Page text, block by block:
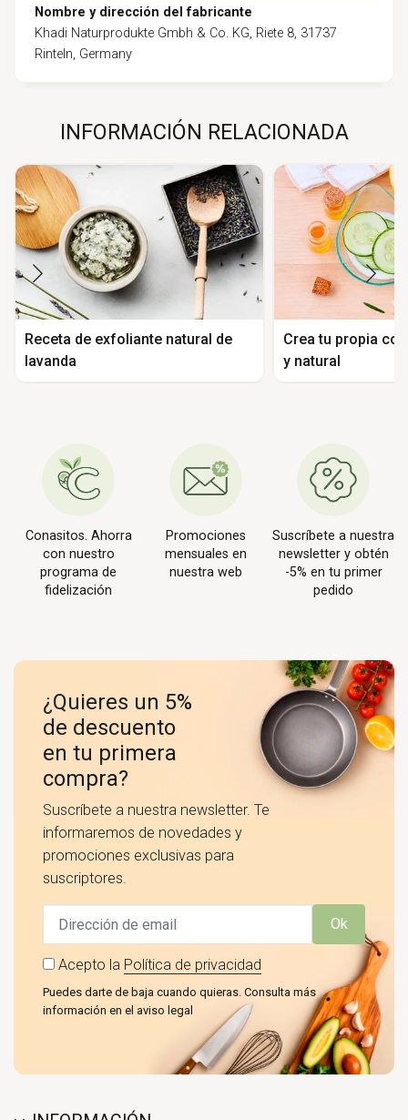
Nombre y dirección del fabricante
Khadi Naturprodukte Gmbh & Co. KG, Riete 8, 31737
Rinteln, Germany
INFORMACIÓN RELACIONADA
Receta de exfoliante natural de
lavanda
Crea tu propia
y natural
Conasitos. Ahorra
con nuestro
programa de
fidelización
Promociones
mensuales en
nuestra web
Suscríbete a nuestra
newsletter y obtén
-5% en tu primer
pedido
¿Quieres un 5%
de descuento
en tu primera
compra?
Suscríbete a nuestra newsletter. Te
informaremos de novedades y
promociones exclusivas para
suscriptores.
Ok
Acepto la Política de privacidad
Puedes darte de baja cuando quieras. Consulta más
información en el aviso legal